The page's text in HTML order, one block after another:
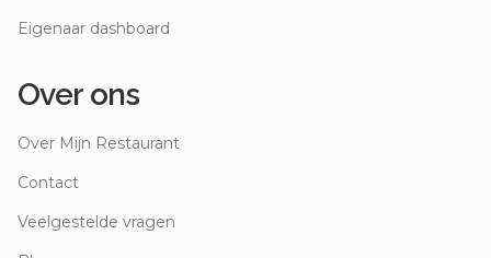
Eigenaar dashboard
Over ons
Over Mijn Restaurant
Contact
Veelgestelde vragen